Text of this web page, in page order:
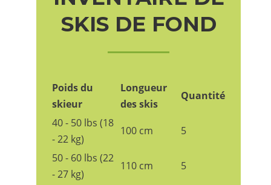
SKIS DE FOND
Poids du
skieur
Longueur
des skis
Quantité
40 - 50 lbs (18
- 22 kg)
100 cm 5
50 - 60 lbs (22
- 27 kg)
110 cm 5